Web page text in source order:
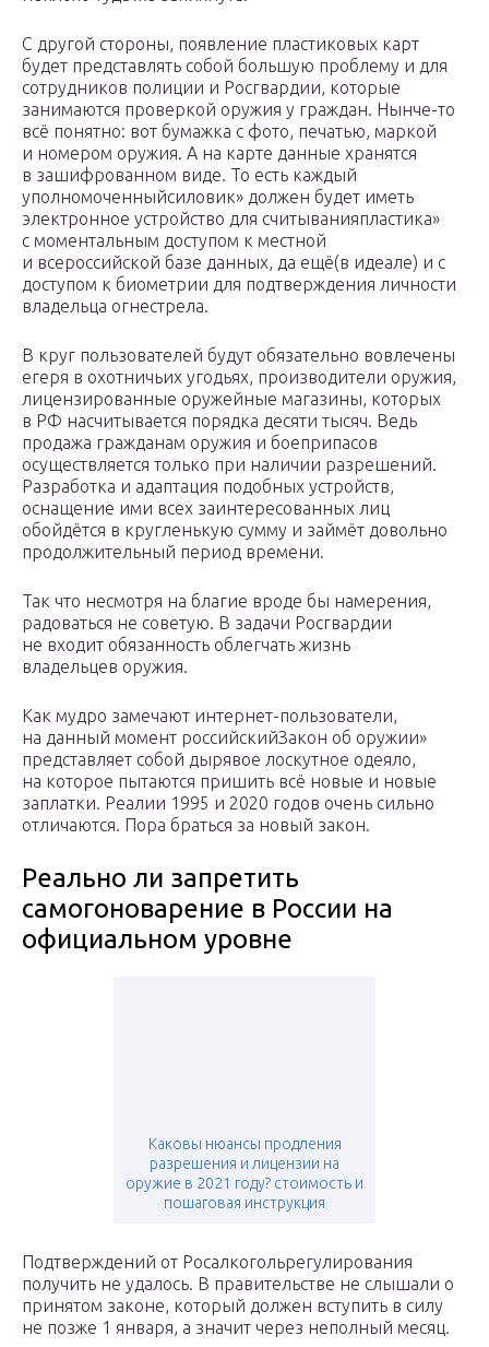
С другой стороны, появление пластиковых карт
будет представлять собой большую проблему и для
сотрудников полиции и Росгвардии, которые
занимаются проверкой оружия у граждан. Нынче-то
всё понятно: вот бумажка с фото, печатью, маркой
и номером оружия. А на карте данные хранятся
в зашифрованном виде. То есть каждый
уполномоченныйсиловик» должен будет иметь
электронное устройство для считыванияпластика»
с моментальным доступом к местной
и всероссийской базе данных, да ещё(в идеале) и с
доступом к биометрии для подтверждения личности
владельца огнестрела.
В круг пользователей будут обязательно вовлечены
егеря в охотничьих угодьях, производители оружия,
лицензированные оружейные магазины, которых
в РФ насчитывается порядка десяти тысяч. Ведь
продажа гражданам оружия и боеприпасов
осуществляется только при наличии разрешений.
Разработка и адаптация подобных устройств,
оснащение ими всех заинтересованных лиц
обойдётся в кругленькую сумму и займёт довольно
продолжительный период времени.
Так что несмотря на благие вроде бы намерения,
радоваться не советую. В задачи Росгвардии
не входит обязанность облегчать жизнь
владельцев оружия.
Как мудро замечают интернет-пользователи,
на данный момент российскийЗакон об оружии»
представляет собой дырявое лоскутное одеяло,
на которое пытаются пришить всё новые и новые
заплатки. Реалии 1995 и 2020 годов очень сильно
отличаются. Пора браться за новый закон.
Реально ли запретить
самогоноварение в России на
официальном уровне
Каковы нюансы продления
разрешения и лицензии на
оружие в 2021 году? стоимость и
пошаговая инструкция
Подтверждений от Росалкогольрегулирования
получить не удалось. В правительстве не слышали о
принятом законе, который должен вступить в силу
не позже 1 января, а значит через неполный месяц.